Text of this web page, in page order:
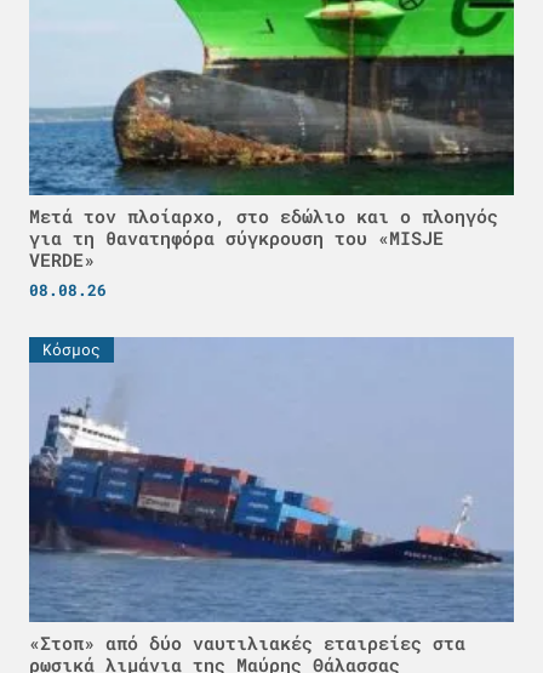
Μετά τον πλοίαρχο, στο εδώλιο και ο πλοηγός
για τη θανατηφόρα σύγκρουση του «MISJE
VERDE»
08.08.26
Κόσμος
«Στοπ» από δύο ναυτιλιακές εταιρείες στα
ρωσικά λιμάνια της Μαύρης Θάλασσας